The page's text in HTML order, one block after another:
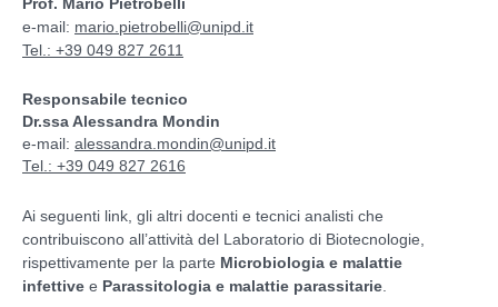
e-mail: mario.pietrobelli@unipd.it
Tel.: +39 049 827 2611
Responsabile tecnico
Dr.ssa Alessandra Mondin
e-mail: alessandra.mondin@unipd.it
Tel.: +39 049 827 2616
Ai seguenti link, gli altri docenti e tecnici analisti che
contribuiscono all’attività del Laboratorio di Biotecnologie,
rispettivamente per la parte Microbiologia e malattie
infettive e Parassitologia e malattie parassitarie